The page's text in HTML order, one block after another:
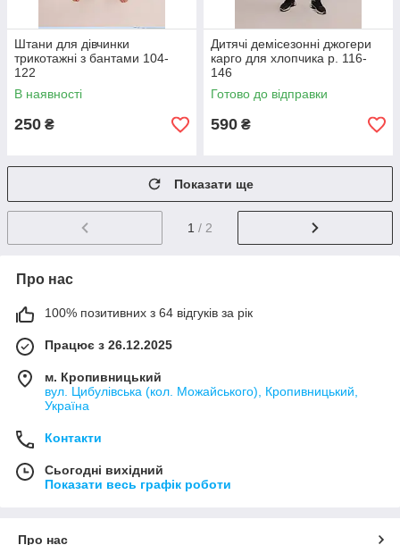
Штани для дівчинки
трикотажні з бантами 104-
122
В наявності
250 ₴
Дитячі демісезонні джогери
карго для хлопчика р. 116-
146
Готово до відправки
590 ₴
Показати ще
1 / 2
Про нас
100% позитивних з 64 відгуків за рік
Працює з 26.12.2025
м. Кропивницький
вул. Цибулівська (кол. Можайського), Кропивницький,
Україна
Контакти
Сьогодні вихідний
Показати весь графік роботи
Про нас